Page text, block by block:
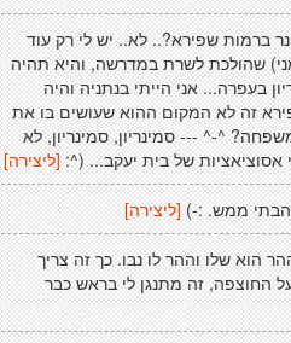
ברמות שפירא?.. לא.. יש לי רק עוד
שהולכת לשרת במדרשה, והיא תהיה
בעפרה... אני הייתי בנתניה והיה
זה לא המקום ההוא שעושים בו את
^-^ --- סמינריון, סמינריון, לא
אסוציאציות של בית יעקב... (^: [ליצירה]
ממש. :-) [ליצירה]
הוא שלו וההר לו נבו. כך זה צריך
החוצפה, זה מתנגן לי בראש כבר